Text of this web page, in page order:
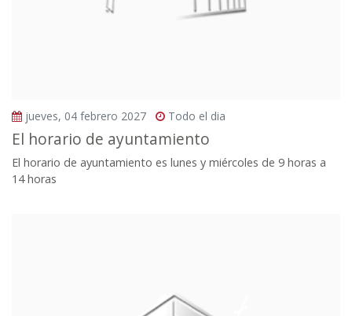
jueves, 04 febrero 2027 Todo el dia
El horario de ayuntamiento
El horario de ayuntamiento es lunes y miércoles de 9 horas a
14 horas